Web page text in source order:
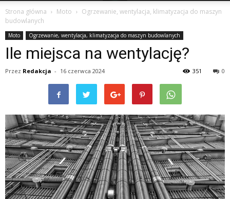
Strona główna Moto
Ogrzewanie, wentylacja, klimatyzacja do maszyn
budowlanych
Moto Ogrzewanie, wentylacja, klimatyzacja do maszyn budowlanych
Ile miejsca na wentylację?
Przez Redakcja - 16 czerwca 2024 0
351